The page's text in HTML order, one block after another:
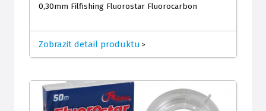
0,30mm Filfishing Fluorostar Fluorocarbon
Zobrazit detail produktu >